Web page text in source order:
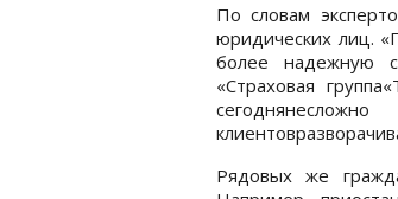
По словам
юридических лиц.
более надежную
«Страховая
Рядовых же